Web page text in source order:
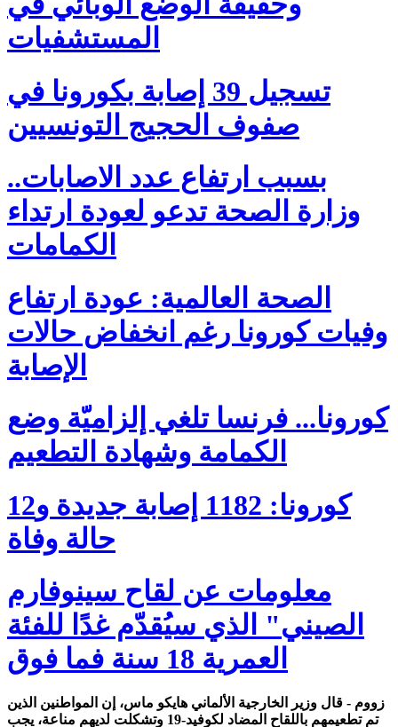
المستشفيات
تسجيل 39 إصابة بكورونا في
صفوف الحجيج التونسيين
بسبب ارتفاع عدد الاصابات..
وزارة الصحة تدعو لعودة ارتداء
الكمامات
الصحة العالمية: عودة ارتفاع
وفيات كورونا رغم انخفاض حالات
الإصابة
كورونا... فرنسا تلغي إلزاميّة وضع
الكمامة وشهادة التطعيم
كورونا: 1182 إصابة جديدة و12
حالة وفاة
معلومات عن لقاح سينوفارم
الصيني" الذي سيُقدّم غدًا للفئة
العمرية 18 سنة فما فوق
زووم - قال وزير الخارجية الألماني هايكو ماس، إن المواطنين الذين
تم تطعيمهم باللقاح المضاد لكوفيد-19 وتشكلت لديهم مناعة، يجب